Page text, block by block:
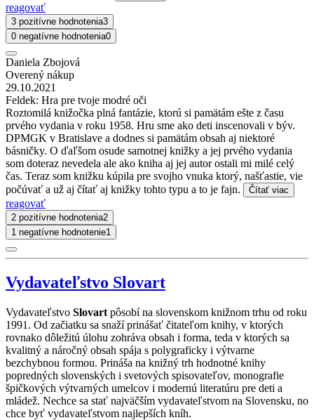
reagovať
3 pozitívne hodnotenia3
0 negatívne hodnotenia0
Daniela Zbojová
Overený nákup
29.10.2021
Feldek: Hra pre tvoje modré oči
Roztomilá knižočka plná fantázie, ktorú si pamätám ešte z času
prvého vydania v roku 1958. Hru sme ako deti inscenovali v býv.
DPMGK v Bratislave a dodnes si pamätám obsah aj niektoré
básničky. O ďaľšom osude samotnej knižky a jej prvého vydania
som doteraz nevedela ale ako kniha aj jej autor ostali mi milé celý
čas. Teraz som knižku kúpila pre svojho vnuka ktorý, našťastie, vie
počúvať a už aj čítať aj knižky tohto typu a to je fajn.
Čítať viac
reagovať
2 pozitívne hodnotenia2
1 negatívne hodnotenie1
Vydavateľstvo Slovart
Vydavateľstvo Slovart pôsobí na slovenskom knižnom trhu od roku
1991. Od začiatku sa snaží prinášať čitateľom knihy, v ktorých
rovnako dôležitú úlohu zohráva obsah i forma, teda v ktorých sa
kvalitný a náročný obsah spája s polygraficky i výtvarne
bezchybnou formou. Prináša na knižný trh hodnotné knihy
popredných slovenských i svetových spisovateľov, monografie
špičkových výtvarných umelcov i modernú literatúru pre deti a
mládež. Nechce sa stať najväčším vydavateľstvom na Slovensku, no
chce byť vydavateľstvom najlepších kníh.